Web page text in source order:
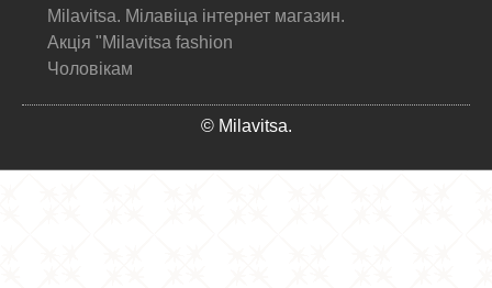
Milavitsa. Мілавіца інтернет магазин.
Акція "Milavitsa fashion
Чоловікам
© Milavitsa.